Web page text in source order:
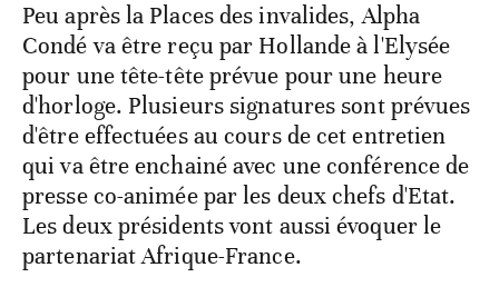
Peu après la Places des invalides, Alpha
Condé va être reçu par Hollande à l'Elysée
pour une tête-tête prévue pour une heure
d'horloge. Plusieurs signatures sont prévues
d'être effectuées au cours de cet entretien
qui va être enchainé avec une conférence de
presse co-animée par les deux chefs d'Etat.
Les deux présidents vont aussi évoquer le
partenariat Afrique-France.